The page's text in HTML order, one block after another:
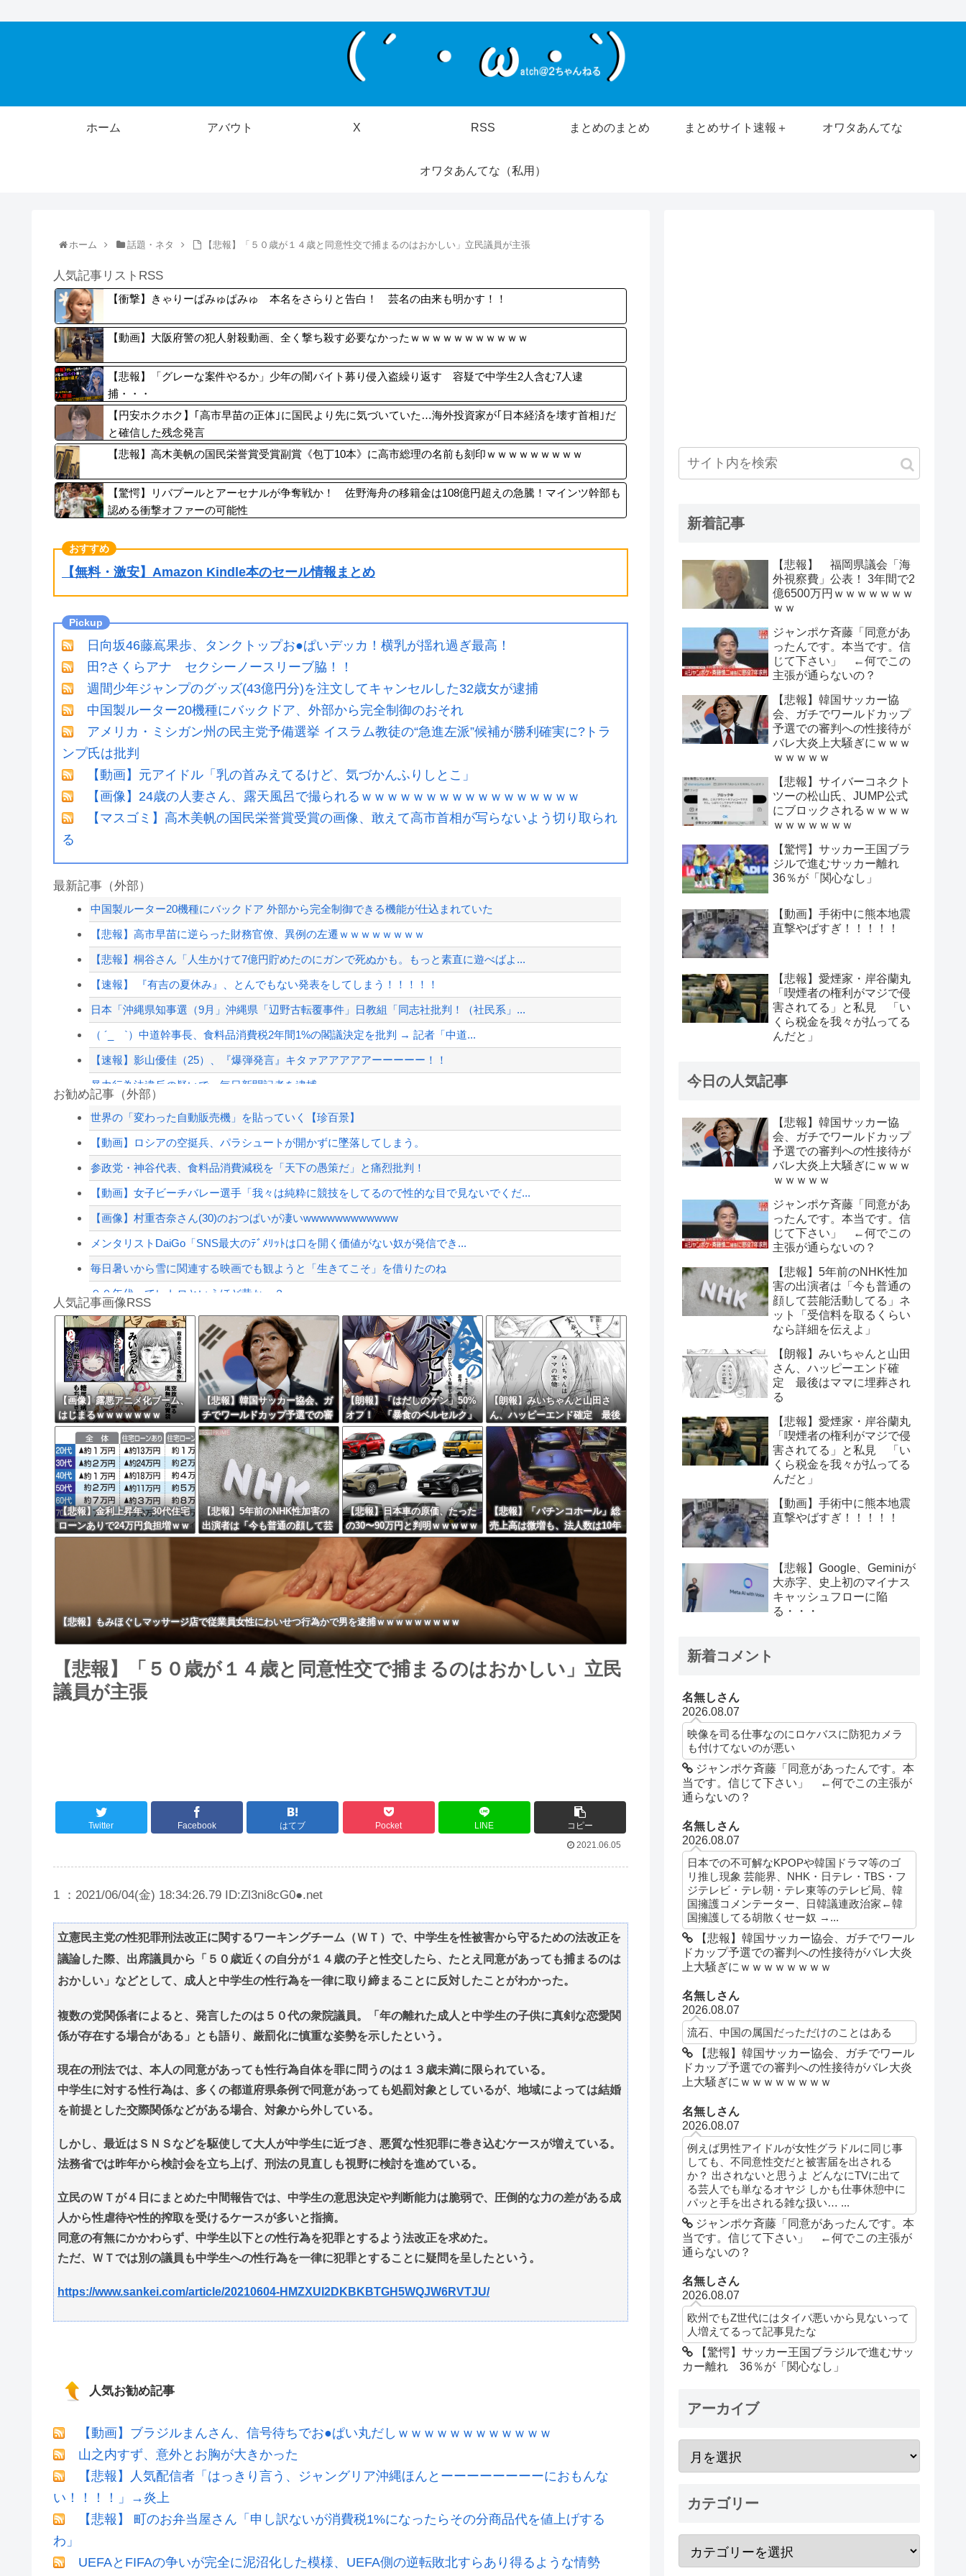
ホーム アバウト X RSS まとめのまとめ まとめサイト速報＋ オワタあんてな
オワタあんてな（私用）
ホーム 話題・ネタ 【悲報】「５０歳が１４歳と同意性交で捕まるのはおかしい」立民議員が主張
人気記事リストRSS
【衝撃】きゃりーぱみゅぱみゅ 本名をさらりと告白！ 芸名の由来も明かす！！
【動画】大阪府警の犯人射殺動画、全く撃ち殺す必要なかったｗｗｗｗｗｗｗｗｗｗｗ
【悲報】「グレーな案件やるか」少年の闇バイト募り侵入盗繰り返す 容疑で中学生2人含む7人逮
捕・・・
【円安ホクホク】｢高市早苗の正体｣に国民より先に気づいていた…海外投資家が｢日本経済を壊す首相｣だ
と確信した残念発言
【悲報】高木美帆の国民栄誉賞受賞副賞《包丁10本》に高市総理の名前も刻印ｗｗｗｗｗｗｗｗｗ
【驚愕】リバプールとアーセナルが争奪戦か！ 佐野海舟の移籍金は108億円超えの急騰！マインツ幹部も
認める衝撃オファーの可能性
【無料・激安】Amazon Kindle本のセール情報まとめ
日向坂46藤嶌果歩、タンクトップお●ぱいデッカ！横乳が揺れ過ぎ最高！
田?さくらアナ セクシーノースリーブ脇！！
週間少年ジャンプのグッズ(43億円分)を注文してキャンセルした32歳女が逮捕
中国製ルーター20機種にバックドア、外部から完全制御のおそれ
アメリカ・ミシガン州の民主党予備選挙 イスラム教徒の“急進左派”候補が勝利確実に?トラ
ンプ氏は批判
【動画】元アイドル「乳の首みえてるけど、気づかんふりしとこ」
【画像】24歳の人妻さん、露天風呂で撮られるｗｗｗｗｗｗｗｗｗｗｗｗｗｗｗｗｗ
【マスゴミ】高木美帆の国民栄誉賞受賞の画像、敢えて高市首相が写らないよう切り取られ
る
最新記事（外部）
中国製ルーター20機種にバックドア 外部から完全制御できる機能が仕込まれていた
【悲報】高市早苗に逆らった財務官僚、異例の左遷ｗｗｗｗｗｗｗｗ
【悲報】桐谷さん「人生かけて7億円貯めたのにガンで死ぬかも。もっと素直に遊べばよ...
【速報】 『有吉の夏休み』、とんでもない発表をしてしまう！！！！！
日本「沖縄県知事選（9月」沖縄県「辺野古転覆事件」日教組「同志社批判！（社民系」...
（ ´_ゝ`）中道幹事長、食料品消費税2年間1%の閣議決定を批判 → 記者「中道...
【速報】影山優佳（25）、『爆弾発言』キタァアアアアアーーーーー！！
暴力行為法違反の疑いで、毎日新聞記者を逮捕
【画像あり】剛力彩芽さんの現在の姿、エッッッッッッッッッッッッ！
【悲報】共同通信、ガチで逝く・・・・・・
【画像】田中みな実さん、妊娠中とは思えないヒール姿で登場してしまう
【悲報】嫁に15年間嘘つかれてて心が壊れてるから相手してくれ
【配信者】「金バエ」のSNS更新が1週間途絶え、様々な憶測が飛び交う。1週間ぶり...
【緊急速報】NYで警官が黒人男性の首を絞め、暴動第二波不可避へ
Powered by livedoor 相互RSS
お勧め記事（外部）
世界の「変わった自動販売機」を貼っていく【珍百景】
【動画】ロシアの空挺兵、パラシュートが開かずに墜落してしまう。
参政党・神谷代表、食料品消費減税を「天下の愚策だ」と痛烈批判！
【動画】女子ビーチバレー選手「我々は純粋に競技をしてるので性的な目で見ないでくだ...
【画像】村重杏奈さん(30)のおつぱいが凄いwwwwwwwwwwww
メンタリストDaiGo「SNS最大のﾃﾞﾒﾘｯﾄは口を開く価値がない奴が発信でき...
毎日暑いから雪に関連する映画でも観ようと「生きてこそ」を借りたのね
９０年代ってレトロというほど昔か…？
【リスク3倍】お前ら「認知症」になりたくないなら酒をやめろ
白石「あ、あきら様……？」あきら「……白石」
8/4のニュース
日本旅行キャンセルすべきか…1万年ぶり史上最大級の火山の兆し＝韓国の反応
更新中止のお知らせ
海外「おめでとうタキ！」リヴァプール南野がバースデーゴール！！
Powered by livedoor 相互RSS
人気記事画像RSS
【画像】露悪アニメ化ブーム、
はじまるｗｗｗｗｗｗｗ
【悲報】韓国サッカー協会、ガ
チでワールドカップ予選での審
判への性接待がバレ大炎上大騒
ぎにｗｗｗｗｗｗｗｗ
【朗報】「はだしのゲン」50%
オフ！ 「暴食のベルセルク」
14巻無料ｗｗｗｗｗｗ
【朗報】みいちゃんと山田さ
ん、ハッピーエンド確定 最後
はママに埋葬される
【悲報】金利上昇年、30代住宅
ローンありで24万円負担増ｗｗ
ｗｗｗｗｗｗｗｗｗｗ
【悲報】5年前のNHK性加害の
出演者は「今も普通の顔して芸
能活動してる」ネット「受信料
を取るくらいなら詳細を伝え
【悲報】日本車の原価、たった
の30〜90万円と判明ｗｗｗｗｗ
ｗｗｗｗｗｗ
【悲報】「パチンコホール」総
売上高は微増も、法人数は10年
間で半減 黒字企業割合は5年
【悲報】もみほぐしマッサージ店で従業員女性にわいせつ行為かで男を逮捕ｗｗｗｗｗｗｗｗｗ
【悲報】「５０歳が１４歳と同意性交で捕まるのはおかしい」立民
議員が主張
Twitter Facebook はてブ Pocket LINE
コピー
2021.06.05
1 ：2021/06/04(金) 18:34:26.79 ID:Zl3ni8cG0●.net
立憲民主党の性犯罪刑法改正に関するワーキングチーム（ＷＴ）で、中学生を性被害から守るための法改正を
議論した際、出席議員から「５０歳近くの自分が１４歳の子と性交したら、たとえ同意があっても捕まるのは
おかしい」などとして、成人と中学生の性行為を一律に取り締まることに反対したことがわかった。
複数の党関係者によると、発言したのは５０代の衆院議員。「年の離れた成人と中学生の子供に真剣な恋愛関
係が存在する場合がある」とも語り、厳罰化に慎重な姿勢を示したという。
現在の刑法では、本人の同意があっても性行為自体を罪に問うのは１３歳未満に限られている。
中学生に対する性行為は、多くの都道府県条例で同意があっても処罰対象としているが、地域によっては結婚
を前提とした交際関係などがある場合、対象から外している。
しかし、最近はＳＮＳなどを駆使して大人が中学生に近づき、悪質な性犯罪に巻き込むケースが増えている。
法務省では昨年から検討会を立ち上げ、刑法の見直しも視野に検討を進めている。
立民のＷＴが４日にまとめた中間報告では、中学生の意思決定や判断能力は脆弱で、圧倒的な力の差がある成
人から性虐待や性的搾取を受けるケースが多いと指摘。
同意の有無にかかわらず、中学生以下との性行為を犯罪とするよう法改正を求めた。
ただ、ＷＴでは別の議員も中学生への性行為を一律に犯罪とすることに疑問を呈したという。
https://www.sankei.com/article/20210604-HMZXUI2DKBKBTGH5WQJW6RVTJU/
人気お勧め記事
【動画】ブラジルまんさん、信号待ちでお●ぱい丸だしｗｗｗｗｗｗｗｗｗｗｗｗ
山之内すず、意外とお胸が大きかった
【悲報】人気配信者「はっきり言う、ジャングリア沖縄ほんとーーーーーーーーにおもんな
い！！！！」→炎上
【悲報】 町のお弁当屋さん「申し訳ないが消費税1%になったらその分商品代を値上げする
わ」
UEFAとFIFAの争いが完全に泥沼化した模様、UEFA側の逆転敗北すらあり得るような情勢
新着記事
【悲報】 福岡県議会「海
外視察費」公表！ 3年間で2
億6500万円ｗｗｗｗｗｗｗ
ｗｗ
ジャンポケ斉藤「同意があ
ったんです。本当です。信
じて下さい」 ←何でこの
主張が通らないの？
【悲報】韓国サッカー協
会、ガチでワールドカップ
予選での審判への性接待が
バレ大炎上大騒ぎにｗｗｗ
ｗｗｗｗｗ
【悲報】サイバーコネクト
ツーの松山氏、JUMP公式
にブロックされるｗｗｗｗ
ｗｗｗｗｗｗｗ
【驚愕】サッカー王国ブラ
ジルで進むサッカー離れ
36％が「関心なし」
【動画】手術中に熊本地震
直撃やばすぎ！！！！！
【悲報】愛煙家・岸谷蘭丸
「喫煙者の権利がマジで侵
害されてる」と私見 「い
くら税金を我々が払ってる
んだと」
今日の人気記事
【悲報】韓国サッカー協
会、ガチでワールドカップ
予選での審判への性接待が
バレ大炎上大騒ぎにｗｗｗ
ｗｗｗｗｗ
ジャンポケ斉藤「同意があ
ったんです。本当です。信
じて下さい」 ←何でこの
主張が通らないの？
【悲報】5年前のNHK性加
害の出演者は「今も普通の
顔して芸能活動してる」ネ
ット「受信料を取るくらい
なら詳細を伝えよ」
【朗報】みいちゃんと山田
さん、ハッピーエンド確
定 最後はママに埋葬され
る
【悲報】愛煙家・岸谷蘭丸
「喫煙者の権利がマジで侵
害されてる」と私見 「い
くら税金を我々が払ってる
んだと」
【動画】手術中に熊本地震
直撃やばすぎ！！！！！
【悲報】Google、Geminiが
大赤字、史上初のマイナス
キャッシュフローに陥
る・・・
新着コメント
名無しさん
2026.08.07
映像を司る仕事なのにロケバスに防犯カメラ
も付けてないのが悪い
ジャンポケ斉藤「同意があったんです。本
当です。信じて下さい」 ←何でこの主張が
通らないの？
名無しさん
2026.08.07
日本での不可解なKPOPや韓国ドラマ等のゴ
リ推し現象 芸能界、NHK・日テレ・TBS・フ
ジテレビ・テレ朝・テレ東等のテレビ局、韓
国擁護コメンテーター、日韓議連政治家←韓
国擁護してる胡散くせー奴 →...
【悲報】韓国サッカー協会、ガチでワール
ドカップ予選での審判への性接待がバレ大炎
上大騒ぎにｗｗｗｗｗｗｗｗ
名無しさん
2026.08.07
流石、中国の属国だっただけのことはある
【悲報】韓国サッカー協会、ガチでワール
ドカップ予選での審判への性接待がバレ大炎
上大騒ぎにｗｗｗｗｗｗｗｗ
名無しさん
2026.08.07
例えば男性アイドルが女性グラドルに同じ事
しても、不同意性交だと被害届を出される
か？ 出されないと思うよ どんなにTVに出て
る芸人でも単なるオヤジ しかも仕事休憩中に
パッと手を出される雑な扱い… ...
ジャンポケ斉藤「同意があったんです。本
当です。信じて下さい」 ←何でこの主張が
通らないの？
名無しさん
2026.08.07
欧州でもZ世代にはタイパ悪いから見ないって
人増えてるって記事見たな
【驚愕】サッカー王国ブラジルで進むサッ
カー離れ 36％が「関心なし」
アーカイブ
カテゴリー